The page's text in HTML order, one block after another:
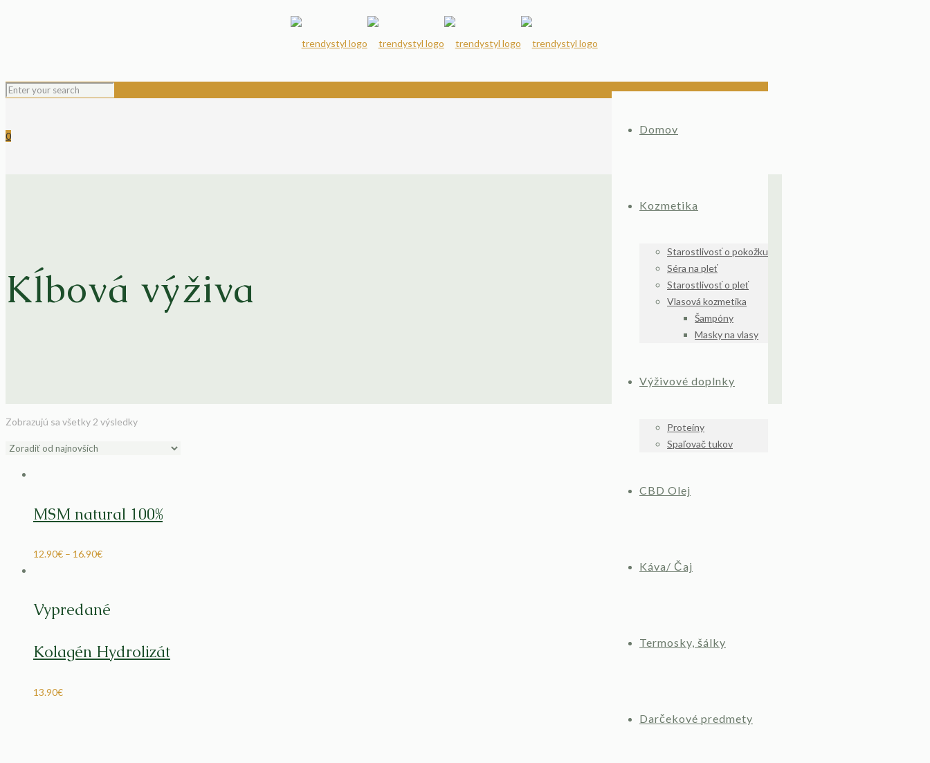
Domov
Kozmetika
Starostlivosť o pokožku
Séra na pleť
Starostlivosť o pleť
Vlasová kozmetika
Šampóny
Masky na vlasy
Výživové doplnky
Proteíny
Spaľovač tukov
CBD Olej
Káva/ Čaj
Termosky, šálky
Darčekové predmety
0
Kĺbová výživa
Zobrazujú sa všetky 2 výsledky
MSM natural 100%
12.90€ – 16.90€
Vypredané
Kolagén Hydrolizát
13.90€